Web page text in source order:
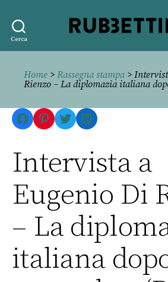
Cerca
editore
Home > Rassegna stampa>
Rienzo – La diplomazia italiana
Facebook
Pinterest
TwitterLinkedIn
Intervista a
Eugenio Di
– La
italiana